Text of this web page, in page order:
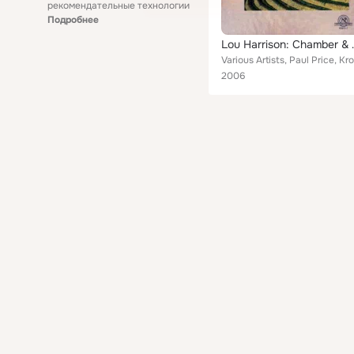
рекомендательные технологии
Подробнее
Lou
2006